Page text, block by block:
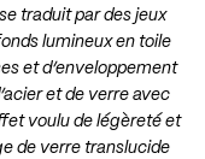
traduit par des jeux
lumineux en toile
et d’enveloppement
et de verre avec
voulu de légèreté et
de verre translucide